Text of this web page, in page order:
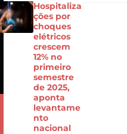
Hospitaliza
ções por
choques
elétricos
crescem
12% no
primeiro
semestre
de 2025,
aponta
levantame
nto
nacional